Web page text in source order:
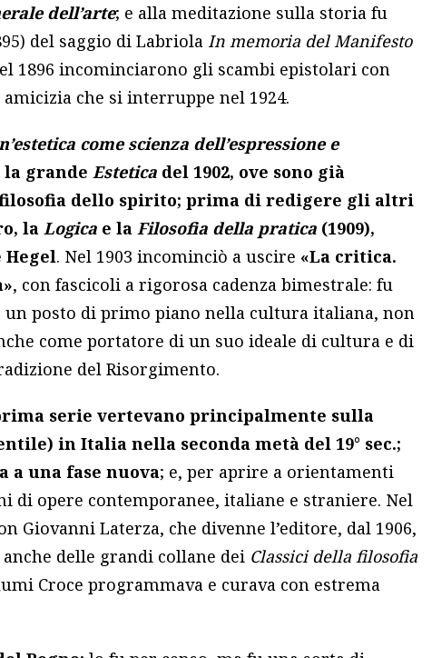
dell’arte; e alla meditazione sulla storia fu
del saggio di LabriolaIn memoria del Manifesto
1896 incominciarono gli scambi epistolari con
che si interruppe nel 1924.
come scienza dell’espressione e
la grande Estetica del 1902, ove sono già
dello spirito; prima di redigere gli altri
laLogica e laFilosofia della pratica (1909),
Hegel. Nel 1903 incominciò a uscire «La critica.
, con fascicoli a rigorosa cadenza bimestrale: fu
un posto di primo piano nella cultura italiana, non
come portatore di un suo ideale di cultura e di
del Risorgimento.
serie vertevano principalmente sulla
in Italia nella seconda metà del 19° sec.;
una fase nuova; e, per aprire a orientamenti
di opere contemporanee, italiane e straniere. Nel
Giovanni Laterza, che divenne l’editore, dal 1906,
delle grandi collane dei Classici della filosofia
Croce programmava e curava con estrema